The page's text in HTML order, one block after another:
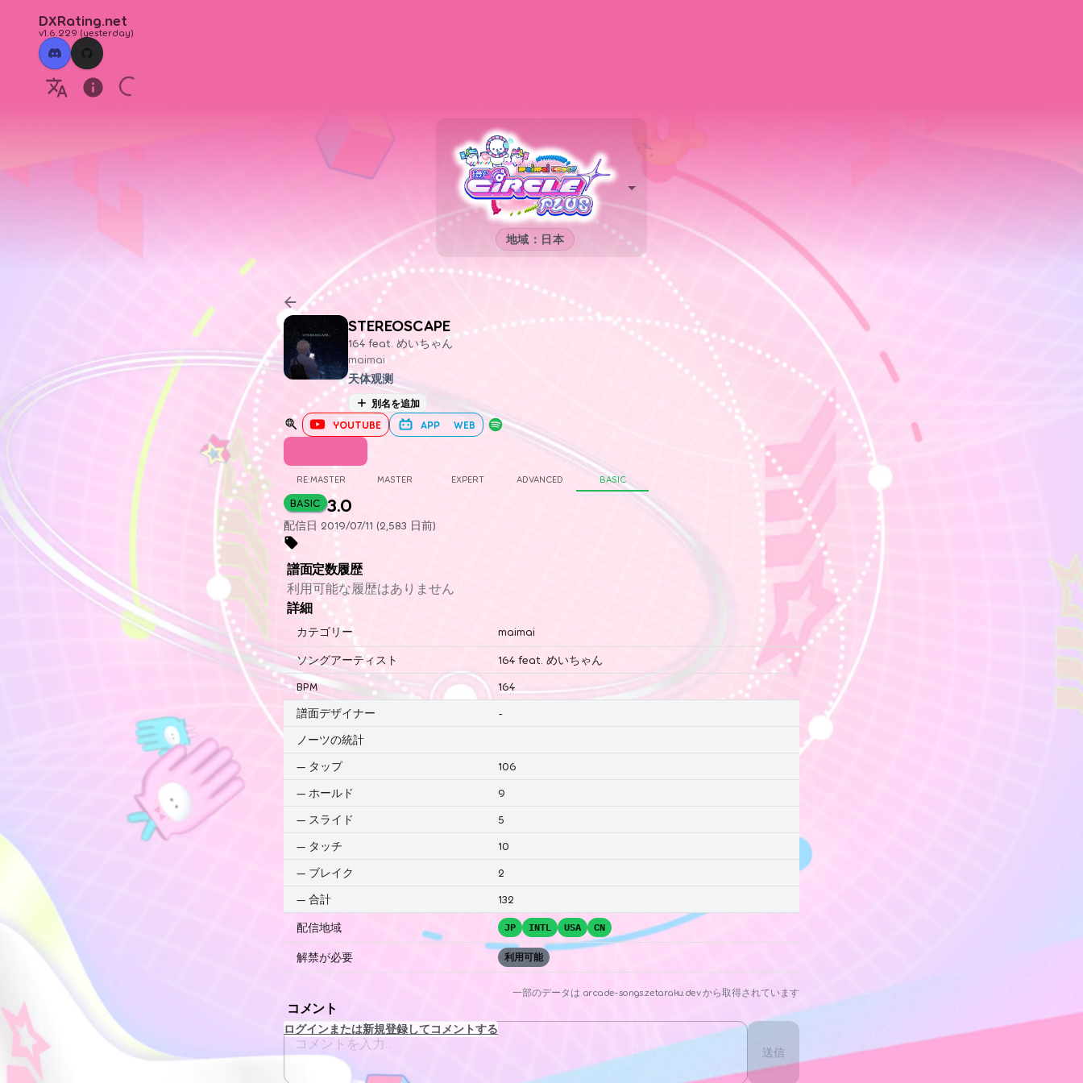
DXRating.net
v1.6.229 (yesterday)
地域：日本
STEREOSCAPE
164 feat. めいちゃん
maimai
天体观测
別名を追加
YOUTUBE APP WEB
RE:MASTER MASTER EXPERT ADVANCED BASIC
BASIC 3.0
配信日 2019/07/11 (2,583 日前)
譜面定数履歴
利用可能な履歴はありません
詳細
カテゴリー maimai
ソングアーティスト
164 feat. めいちゃん
BPM
164
譜面デザイナー
-
ノーツの統計
— タップ
106
— ホールド
9
— スライド
5
— タッチ
10
— ブレイク
2
— 合計 132
配信地域 JP INTL USA CN
解禁が必要 利用可能
一部のデータは arcade-songs.zetaraku.devから取得されています
コメント
送信
ログインまたは新規登録してコメントする